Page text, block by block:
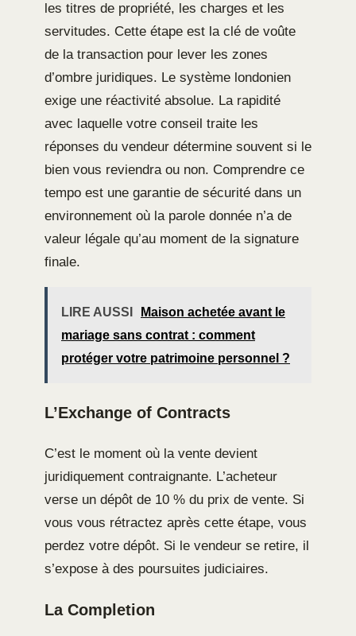
les titres de propriété, les charges et les
servitudes. Cette étape est la clé de voûte
de la transaction pour lever les zones
d’ombre juridiques. Le système londonien
exige une réactivité absolue. La rapidité
avec laquelle votre conseil traite les
réponses du vendeur détermine souvent si le
bien vous reviendra ou non. Comprendre ce
tempo est une garantie de sécurité dans un
environnement où la parole donnée n’a de
valeur légale qu’au moment de la signature
finale.
LIRE AUSSI
Maison achetée avant le
mariage sans contrat : comment
protéger votre patrimoine personnel ?
L’Exchange of Contracts
C’est le moment où la vente devient
juridiquement contraignante. L’acheteur
verse un dépôt de 10 % du prix de vente. Si
vous vous rétractez après cette étape, vous
perdez votre dépôt. Si le vendeur se retire, il
s’expose à des poursuites judiciaires.
La Completion